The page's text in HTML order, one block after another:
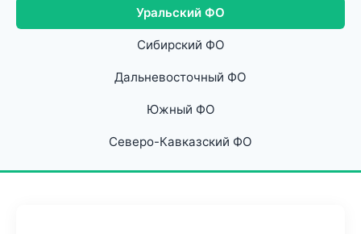
Уральский ФО
Сибирский ФО
Дальневосточный ФО
Южный ФО
Северо-Кавказский ФО